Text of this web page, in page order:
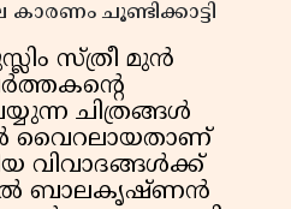
കാരണം ചൂണ്ടിക്കാട്ടി
സ്ത്രീ മുൻ
ചിത്രങ്ങൾ
വൈറലായതാണ്
വിവാദങ്ങൾക്ക്
ബാലകൃഷ്ണൻ